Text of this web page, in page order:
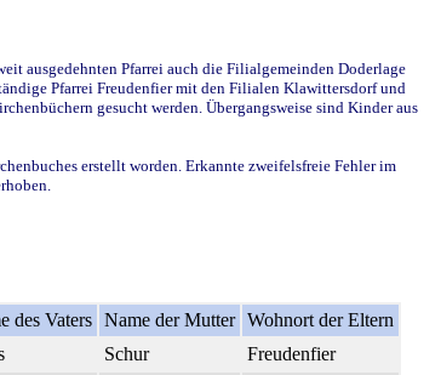
ausgedehnten Pfarrei auch die Filialgemeinden Doderlage
Pfarrei Freudenfier mit den Filialen Klawittersdorf und
gesucht werden. Übergangsweise sind Kinder aus
erstellt worden. Erkannte zweifelsfreie Fehler im
des Vaters Name der Mutter Wohnort der Eltern
Schur
Freudenfier